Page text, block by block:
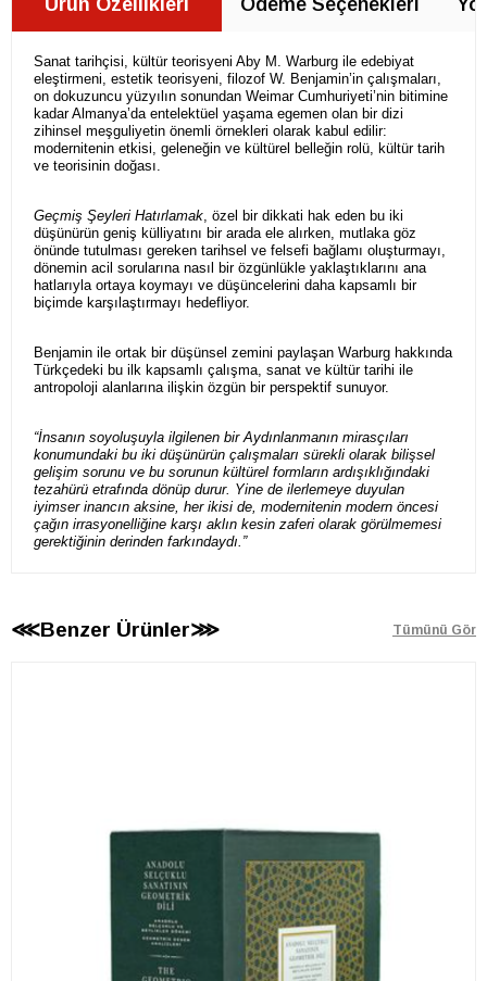
Sanat tarihçisi, kültür teorisyeni Aby M. Warburg ile edebiyat
eleştirmeni, estetik teorisyeni, filozof W. Benjamin’in çalışmaları,
on dokuzuncu yüzyılın sonundan Weimar Cumhuriyeti’nin bitimine
kadar Almanya’da entelektüel yaşama egemen olan bir dizi
zihinsel meşguliyetin önemli örnekleri olarak kabul edilir:
modernitenin etkisi, geleneğin ve kültürel belleğin rolü, kültür tarih
ve teorisinin doğası.
Geçmiş Şeyleri Hatırlamak, özel bir dikkati hak eden bu iki
düşünürün geniş külliyatını bir arada ele alırken, mutlaka göz
önünde tutulması gereken tarihsel ve felsefi bağlamı oluşturmayı,
dönemin acil sorularına nasıl bir özgünlükle yaklaştıklarını ana
hatlarıyla ortaya koymayı ve düşüncelerini daha kapsamlı bir
biçimde karşılaştırmayı hedefliyor.
Benjamin ile ortak bir düşünsel zemini paylaşan Warburg hakkında
Türkçedeki bu ilk kapsamlı çalışma, sanat ve kültür tarihi ile
antropoloji alanlarına ilişkin özgün bir perspektif sunuyor.
“İnsanın soyoluşuyla ilgilenen bir Aydınlanmanın mirasçıları
konumundaki bu iki düşünürün çalışmaları sürekli olarak bilişsel
gelişim sorunu ve bu sorunun kültürel formların ardışıklığındaki
tezahürü etrafında dönüp durur. Yine de ilerlemeye duyulan
iyimser inancın aksine, her ikisi de, modernitenin modern öncesi
çağın irrasyonelliğine karşı aklın kesin zaferi olarak görülmemesi
gerektiğinin derinden farkındaydı.”
⋘Benzer Ürünler⋙ Tümünü Gör